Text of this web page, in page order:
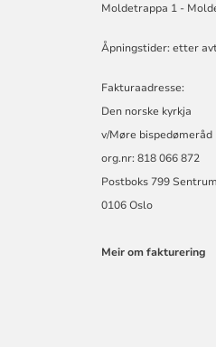
Moldetrappa 1 -
Åpningstider: etter
Fakturaadresse:
Den norske kyrkja
v/Møre bispedømeråd
org.nr: 818 066 872
Postboks 799 Sentrum
0106 Oslo
Meir om fakturering